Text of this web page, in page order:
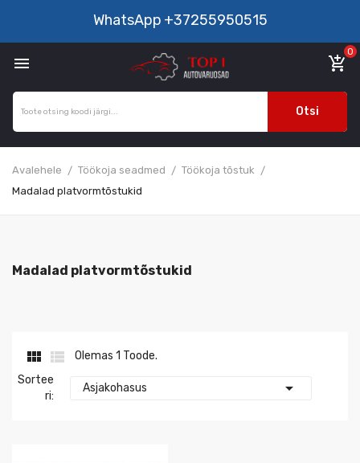
WhatsApp +37255950515
 add_shopping_cart
0
Otsi
Avalehele Töökoja seadmed
Töökoja tõstuk
Madalad platvormtõstukid
Madalad platvormtõstukid
 
Olemas 1 Toode.
Sortee
Ri:
Asjakohasus 